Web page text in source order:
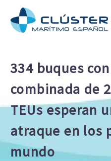
334 buques
combinada de
TEUs esperan
atraque en los
mundo